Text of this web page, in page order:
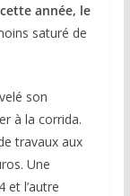
année, le
saturé de
son
à la corrida.
travaux aux
Une
et l’autre